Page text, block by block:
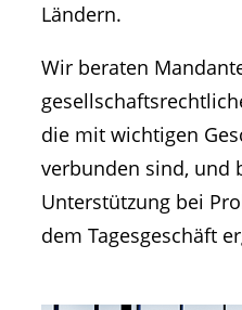
Ländern.
Wir beraten
die mit wichtigen
verbunden sind, und
Unterstützung bei
dem Tagesgeschäft